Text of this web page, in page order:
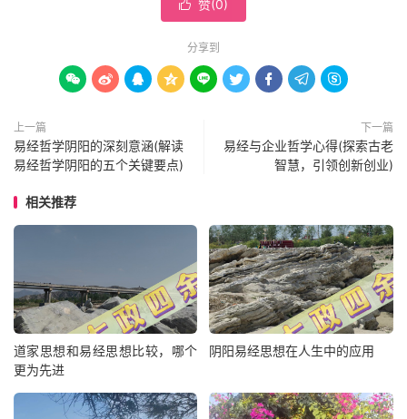
 赞(0)
分享到
        
上一篇
易经哲学阴阳的深刻意涵(解读
易经哲学阴阳的五个关键要点)
下一篇
易经与企业哲学心得(探索古老
智慧，引领创新创业)
相关推荐
道家思想和易经思想比较，哪个
更为先进
阴阳易经思想在人生中的应用